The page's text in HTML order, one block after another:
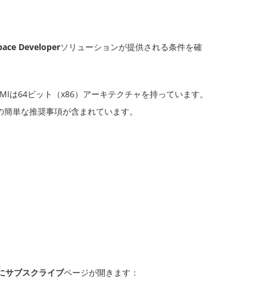
Developerソリューションが提供される条件を確
は64ビット（x86）アーキテクチャを持っています。
単な推奨事項が含まれています。
サブスクライブページが開きます：